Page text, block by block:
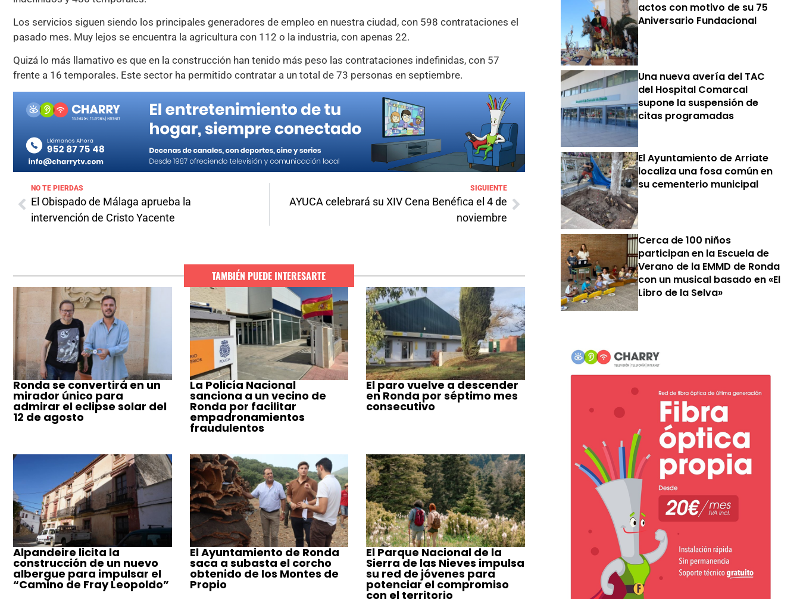
Los servicios siguen siendo los principales generadores de empleo en nuestra ciudad, con 598 contrataciones el
pasado mes. Muy lejos se encuentra la agricultura con 112 o la industria, con apenas 22.
Quizá lo más llamativo es que en la construcción han tenido más peso las contrataciones indefinidas, con 57
frente a 16 temporales. Este sector ha permitido contratar a un total de 73 personas en septiembre.
NO TE PIERDAS
El Obispado de Málaga aprueba la
intervención de Cristo Yacente
SIGUIENTE
AYUCA celebrará su XIV Cena Benéfica el 4 de
noviembre
TAMBIÉN PUEDE INTERESARTE
Ronda se convertirá en un
mirador único para
admirar el eclipse solar del
12 de agosto
La Policía Nacional
sanciona a un vecino de
Ronda por facilitar
empadronamientos
fraudulentos
El paro vuelve a descender
en Ronda por séptimo mes
consecutivo
Alpandeire licita la
construcción de un nuevo
albergue para impulsar el
“Camino de Fray Leopoldo”
El Ayuntamiento de Ronda
saca a subasta el corcho
obtenido de los Montes de
Propio
El Parque Nacional de la
Sierra de las Nieves impulsa
su red de jóvenes para
potenciar el compromiso
con el territorio
actos con motivo de su 75
Aniversario Fundacional
Una nueva avería del TAC
del Hospital Comarcal
supone la suspensión de
citas programadas
El Ayuntamiento de Arriate
localiza una fosa común en
su cementerio municipal
Cerca de 100 niños
participan en la Escuela de
Verano de la EMMD de Ronda
con un musical basado en «El
Libro de la Selva»